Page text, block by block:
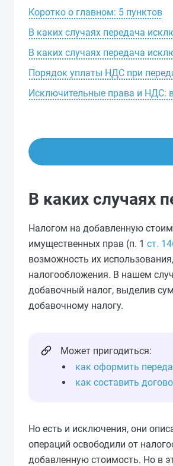
Коротко о главном: 5 пунктов
В каких случаях передача
В каких случаях передача
Порядок уплаты НДС при
Исключительные права и НДС:
В каких случаях
Налогом на добавленную
имущественных прав (п. 1 ст.
возможность их
налогообложения. В нашем
добавочный налог, выделив
добавочному налогу.
Может пригодиться:
как оформить
как составить
Но есть и исключения, они
операций освободили от
добавленную стоимость. Но в